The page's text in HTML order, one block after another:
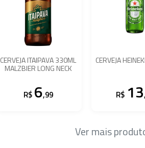
CERVEJA ITAIPAVA 330ML
MALZBIER LONG NECK
R$ 6,99
CERVEJA
R$ 13
Ver mais